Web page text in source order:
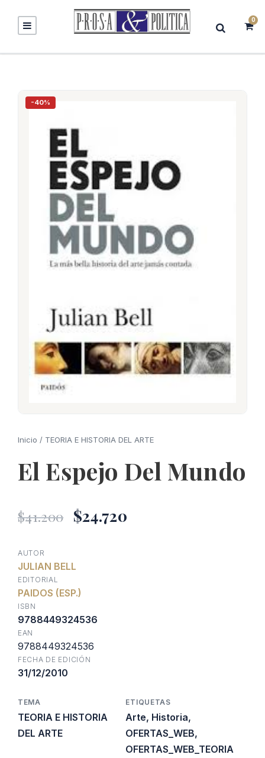
0
-40%
Inicio / TEORIA E HISTORIA DEL ARTE
El Espejo Del Mundo
$41.200 El
original
era:
$41.200.
$24.720
AUTOR
JULIAN BELL
EDITORIAL
PAIDOS (ESP.)
ISBN
9788449324536
EAN
9788449324536
FECHA DE EDICIÓN
31/12/2010
TEMA
TEORIA E HISTORIA
DEL ARTE
ETIQUETAS
Arte, Historia,
OFERTAS_WEB,
OFERTAS_WEB_TEORIA